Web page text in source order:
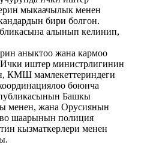
мыкаачылык менен
бири болгон.
алынып келинип,
аныктоо жана кармоо
иштер министрлигинин
КМШ мамлекеттериндеги
боюнча
Башкы
менен, жана Орусиянын
шаарынын полиция
кызматкерлери менен